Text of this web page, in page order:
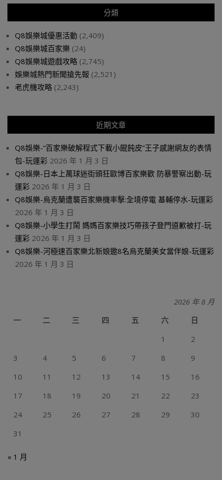
分類
Q8娛樂城優惠活動 (2,409)
Q8娛樂城百家樂 (24)
Q8娛樂城遊戲攻略 (2,745)
娛樂城熱門新聞搶先報 (2,521)
老虎機攻略 (2,243)
近期文章
Q8娛樂-“百家樂破解程式下載小餛飩皮”王子感謝網友的表情
包-玩運彩 2026 年 1 月 3 日
Q8娛樂-日本上萬球迷街頭狂歐博百家樂歡 防暴警察出動-玩
運彩 2026 年 1 月 3 日
Q8娛樂-烏克蘭遭襲百家樂機率擊:全境停電 基輔停水-玩運彩
2026 年 1 月 3 日
Q8娛樂-小學生打鬧 媽媽百家樂技巧帶孩子登門道歉被打-玩
運彩 2026 年 1 月 3 日
Q8娛樂-河極速百家樂北新娘邀8名烏克蘭美女當伴娘-玩運彩
2026 年 1 月 3 日
2026 年 8 月
一
二 三 四 五 六
日
1
2
3
4 5 6 7 8
9
10
11 12 13 14 15
16
17
18 19 20 21 22
23
24
25 26 27 28 29
30
31
« 1 月